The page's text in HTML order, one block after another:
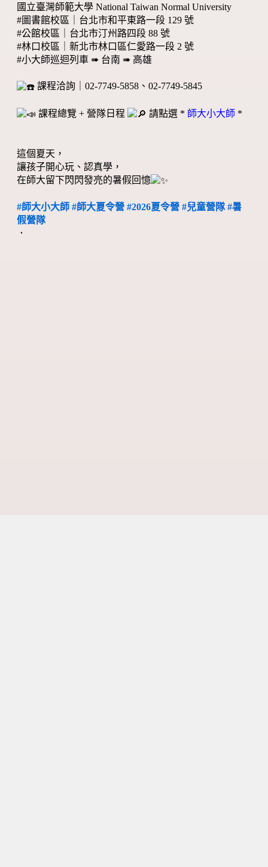
國立臺灣師範大學 National Taiwan Normal University
#圖書館校區｜台北市和平東路一段 129 號
#公館校區｜台北市汀州路四段 88 號
#林口校區｜新北市林口區仁愛路一段 2 號
#小大師巡迴列車 ➠ 台南 ➠ 高雄
課程洽詢｜02-7749-5858、02-7749-5845
課程總覽 + 營隊日程 請點選 * 師大小大師 *
這個夏天，
讓孩子開心玩、認真學，
在師大留下閃閃發亮的暑假回憶
#師大小大師 #師大夏令營 #2026夏令營 #兒童營隊 #暑
假營隊
．